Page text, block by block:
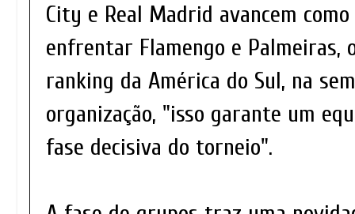
City e Real Madrid avancem
enfrentar Flamengo e Palmeiras,
ranking da América do Sul, na
organização, "isso garante um
fase decisiva do torneio".